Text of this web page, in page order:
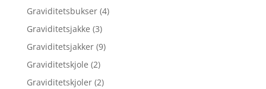
Graviditetsbukser (4)
Graviditetsjakke (3)
Graviditetsjakker (9)
Graviditetskjole (2)
Graviditetskjoler (2)